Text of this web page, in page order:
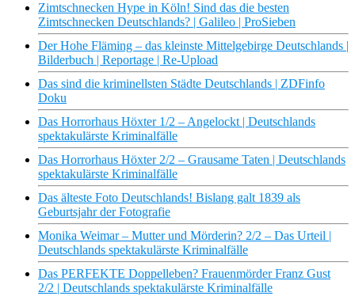
Zimtschnecken Hype in Köln! Sind das die besten
Zimtschnecken Deutschlands? | Galileo | ProSieben
Der Hohe Fläming – das kleinste Mittelgebirge Deutschlands |
Bilderbuch | Reportage | Re-Upload
Das sind die kriminellsten Städte Deutschlands | ZDFinfo
Doku
Das Horrorhaus Höxter 1/2 – Angelockt | Deutschlands
spektakulärste Kriminalfälle
Das Horrorhaus Höxter 2/2 – Grausame Taten | Deutschlands
spektakulärste Kriminalfälle
Das älteste Foto Deutschlands! Bislang galt 1839 als
Geburtsjahr der Fotografie
Monika Weimar – Mutter und Mörderin? 2/2 – Das Urteil |
Deutschlands spektakulärste Kriminalfälle
Das PERFEKTE Doppelleben? Frauenmörder Franz Gust
2/2 | Deutschlands spektakulärste Kriminalfälle